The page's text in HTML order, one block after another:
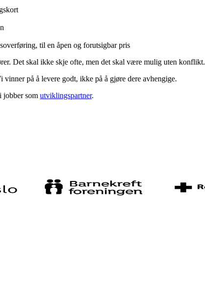
til en åpen og forutsigbar pris
Det skal ikke skje ofte, men det skal være mulig uten konflikt.
på å levere godt, ikke på å gjøre dere avhengige.
jobber som utviklingspartner.